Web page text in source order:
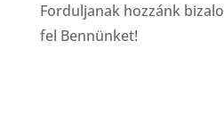
Forduljanak hozzánk
fel Bennünket!